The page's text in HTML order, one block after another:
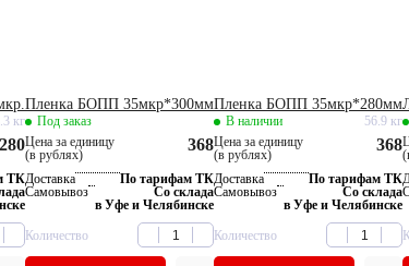
кг
280
ТК
Пленка БОПП 35мкр*300мм
Под заказ
Цена за единицу
(в рублях)
368
Доставка
По тарифам ТК
Самовывоз
Со склада
в Уфе и Челябинске
Количество
Пленка БОПП 35мкр*280мм
В наличии
56.9 кг
Цена за единицу
(в рублях)
368
Доставка
По тарифам ТК
Самовывоз
Со склада
в Уфе и Челябинске
Количество